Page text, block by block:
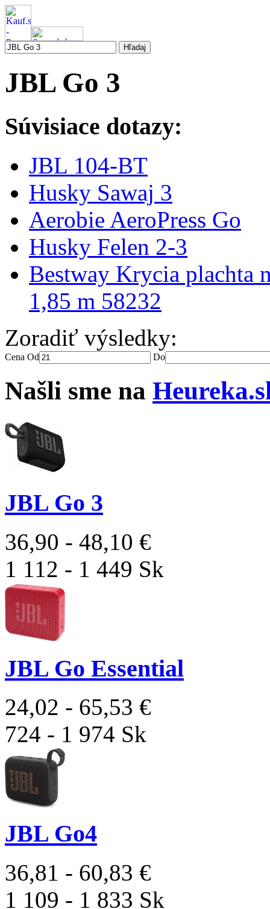
JBL Go 3
Súvisiace dotazy:
JBL 104-BT
Husky Sawaj 3
Aerobie AeroPress Go
Husky Felen 2-3
Bestway Krycia plachta
1,85 m 58232
Zoradiť výsledky:
Cena Od Do
Našli sme na
JBL Go 3
36,90 - 48,10 €
1 112 - 1 449 Sk
JBL Go Essential
24,02 - 65,53 €
724 - 1 974 Sk
JBL Go4
36,81 - 60,83 €
1 109 - 1 833 Sk